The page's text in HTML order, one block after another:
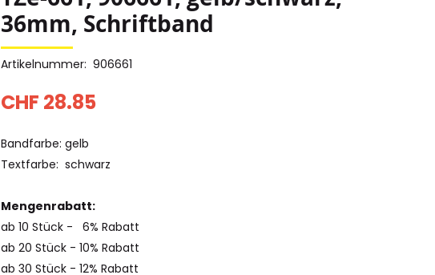
36mm, Schriftband
CHF 28.85
Artikelnummer 906661
Bandfarbe: gelb
Textfarbe: schwarz
Mengenrabatt:
ab 10 Stück - 6% Rabatt
ab 20 Stück - 10% Rabatt
ab 30 Stück - 12% Rabatt